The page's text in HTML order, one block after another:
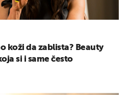
koži da zablista? Beauty
si i same često